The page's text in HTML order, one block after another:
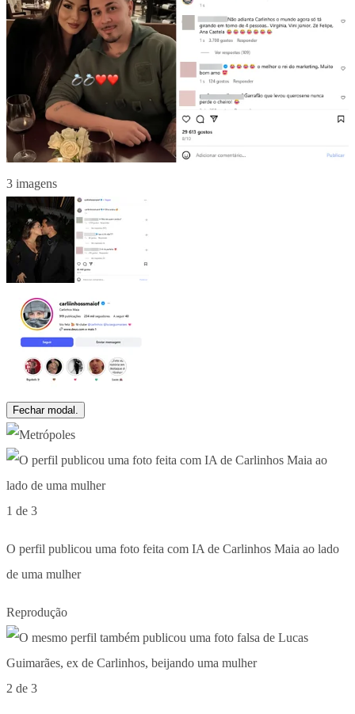
3 imagens
Fechar modal.
1 de 3
O perfil publicou uma foto feita com IA de Carlinhos Maia ao lado
de uma mulher
Reprodução
2 de 3